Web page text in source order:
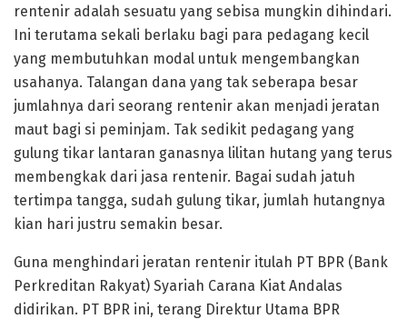
rentenir adalah sesuatu yang sebisa mungkin dihindari.
Ini terutama sekali berlaku bagi para pedagang kecil
yang membutuhkan modal untuk mengembangkan
usahanya. Talangan dana yang tak seberapa besar
jumlahnya dari seorang rentenir akan menjadi jeratan
maut bagi si peminjam. Tak sedikit pedagang yang
gulung tikar lantaran ganasnya lilitan hutang yang terus
membengkak dari jasa rentenir. Bagai sudah jatuh
tertimpa tangga, sudah gulung tikar, jumlah hutangnya
kian hari justru semakin besar.
Guna menghindari jeratan rentenir itulah PT BPR (Bank
Perkreditan Rakyat) Syariah Carana Kiat Andalas
didirikan. PT BPR ini, terang Direktur Utama BPR